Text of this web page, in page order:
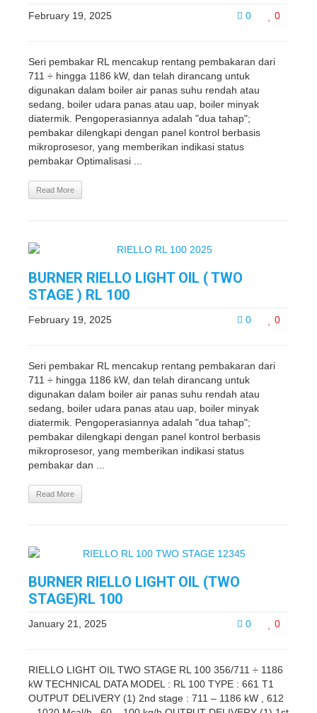
0 0
February 19, 2025
Seri pembakar RL mencakup rentang pembakaran dari
711 ÷ hingga 1186 kW, dan telah dirancang untuk
digunakan dalam boiler air panas suhu rendah atau
sedang, boiler udara panas atau uap, boiler minyak
diatermik. Pengoperasiannya adalah "dua tahap";
pembakar dilengkapi dengan panel kontrol berbasis
mikroprosesor, yang memberikan indikasi status
pembakar Optimalisasi ...
Read More
BURNER RIELLO LIGHT OIL ( TWO
STAGE ) RL 100
0 0
February 19, 2025
Seri pembakar RL mencakup rentang pembakaran dari
711 ÷ hingga 1186 kW, dan telah dirancang untuk
digunakan dalam boiler air panas suhu rendah atau
sedang, boiler udara panas atau uap, boiler minyak
diatermik. Pengoperasiannya adalah "dua tahap";
pembakar dilengkapi dengan panel kontrol berbasis
mikroprosesor, yang memberikan indikasi status
pembakar dan ...
Read More
BURNER RIELLO LIGHT OIL (TWO
STAGE)RL 100
0 0
January 21, 2025
RIELLO LIGHT OIL TWO STAGE RL 100 356/711 ÷ 1186
kW TECHNICAL DATA MODEL : RL 100 TYPE : 661 T1
OUTPUT DELIVERY (1) 2nd stage : 711 – 1186 kW , 612